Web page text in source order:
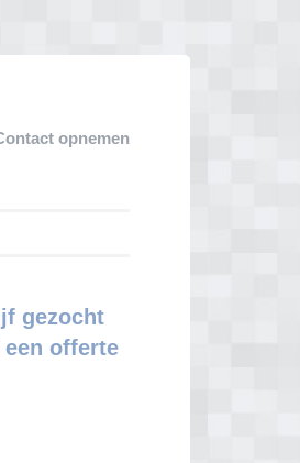
opnemen
gezocht
offerte